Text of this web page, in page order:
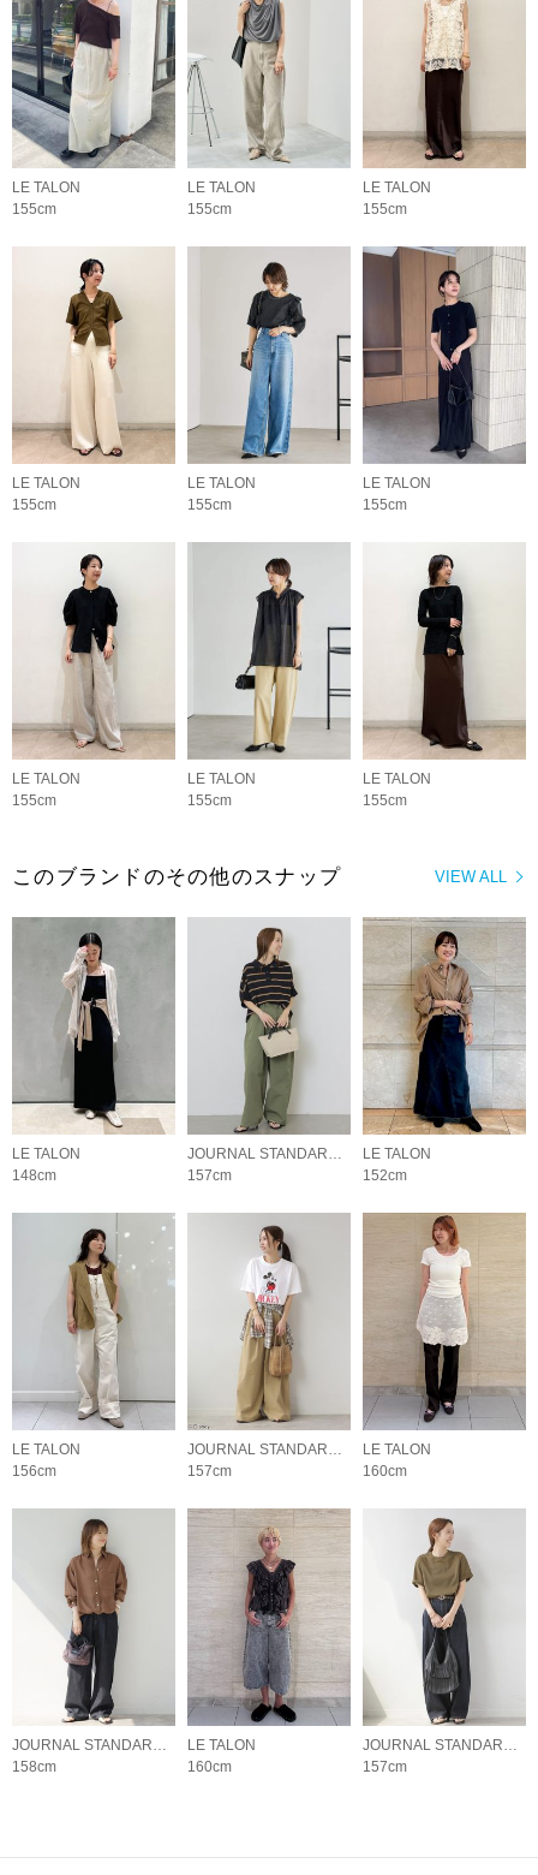
LE TALON
155cm
LE TALON
155cm
LE TALON
155cm
LE TALON
155cm
LE TALON
155cm
LE TALON
155cm
LE TALON
155cm
LE TALON
155cm
LE TALON
155cm
VIEW ALL
このブランドのその他のスナップ
LE TALON
148cm
JOURNAL STANDARD relume LADYS
157cm
LE TALON
152cm
LE TALON
156cm
JOURNAL STANDARD relume LADYS
157cm
LE TALON
160cm
JOURNAL STANDARD relume LADYS
158cm
LE TALON
160cm
JOURNAL STANDARD relume LADYS
157cm